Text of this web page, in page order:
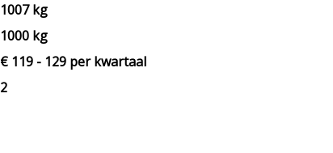
1007 kg
1000 kg
€ 119 - 129 per kwartaal
2